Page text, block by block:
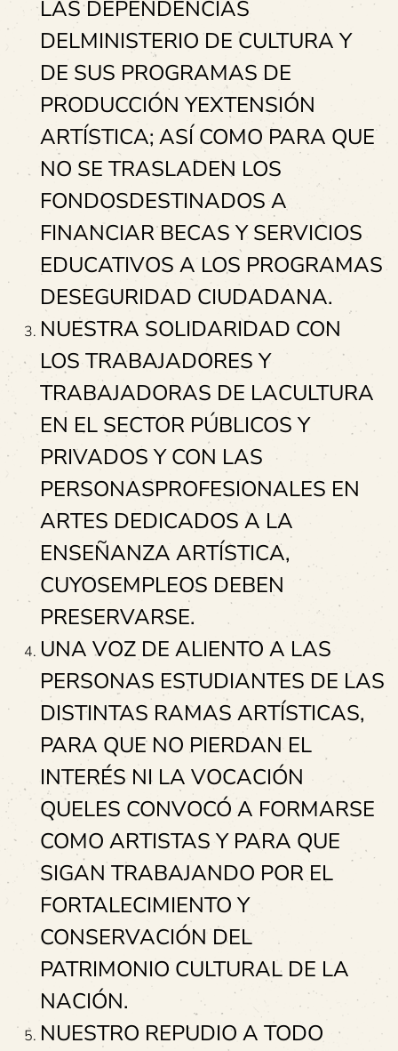
LAS DEPENDENCIAS
DELMINISTERIO DE CULTURA Y
DE SUS PROGRAMAS DE
PRODUCCIÓN YEXTENSIÓN
ARTÍSTICA; ASÍ COMO PARA QUE
NO SE TRASLADEN LOS
FONDOSDESTINADOS A
FINANCIAR BECAS Y SERVICIOS
EDUCATIVOS A LOS PROGRAMAS
DESEGURIDAD CIUDADANA.
NUESTRA SOLIDARIDAD CON
LOS TRABAJADORES Y
TRABAJADORAS DE LACULTURA
EN EL SECTOR PÚBLICOS Y
PRIVADOS Y CON LAS
PERSONASPROFESIONALES EN
ARTES DEDICADOS A LA
ENSEÑANZA ARTÍSTICA,
CUYOSEMPLEOS DEBEN
PRESERVARSE.
UNA VOZ DE ALIENTO A LAS
PERSONAS ESTUDIANTES DE LAS
DISTINTAS RAMAS ARTÍSTICAS,
PARA QUE NO PIERDAN EL
INTERÉS NI LA VOCACIÓN
QUELES CONVOCÓ A FORMARSE
COMO ARTISTAS Y PARA QUE
SIGAN TRABAJANDO POR EL
FORTALECIMIENTO Y
CONSERVACIÓN DEL
PATRIMONIO CULTURAL DE LA
NACIÓN.
NUESTRO REPUDIO A TODO